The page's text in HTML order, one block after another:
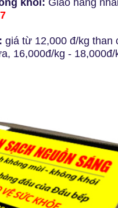
khói: Giao hàng
giá từ 12,000 đ/kg than
16,000đ/kg - 18,000đ/